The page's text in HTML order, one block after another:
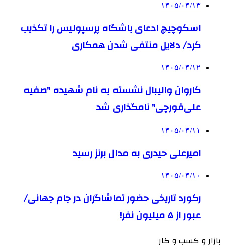
۱۴۰۵/۰۴/۱۳
اسکوچیچ ادعای باشگاه پرسپولیس را تکذیب
کرد/ دلایل منتفی شدن همکاری
۱۴۰۵/۰۴/۱۲
کاروان والیبال نشسته به نام شهیده "صفیه
علی‌قورچی" نامگذاری شد
۱۴۰۵/۰۴/۱۱
امیرعلی حیدری به مدال برنز رسید
۱۴۰۵/۰۴/۱۰
رکورد تاریخی حضور تماشاگران در جام جهانی/
عبور از ۵ میلیون نفر!
بازار و کسب و کار